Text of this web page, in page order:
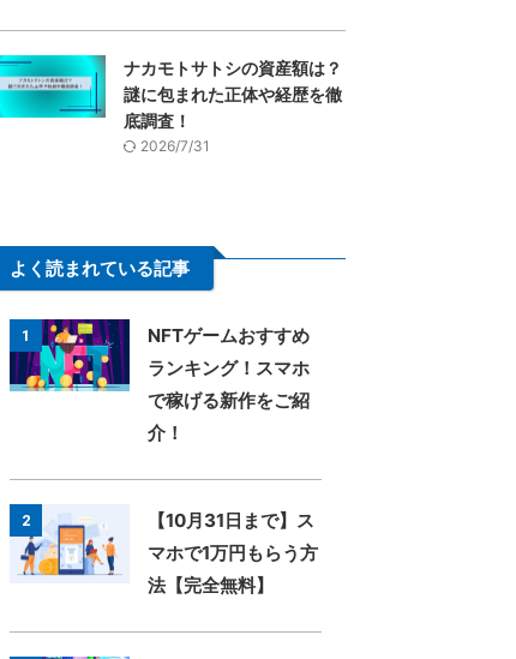
ナカモトサトシの資産額は？
謎に包まれた正体や経歴を徹
底調査！
2026/7/31
よく読まれている記事
1
NFTゲームおすすめ
ランキング！スマホ
で稼げる新作をご紹
介！
2
【10月31日まで】ス
マホで1万円もらう方
法【完全無料】